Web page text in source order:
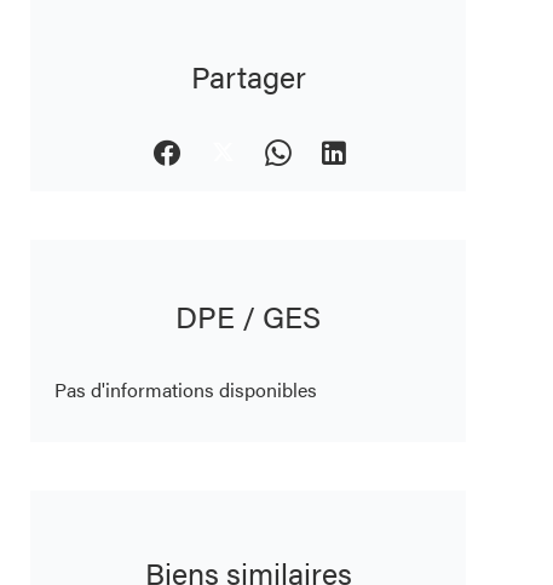
Partager
DPE / GES
Pas d'informations disponibles
Biens similaires